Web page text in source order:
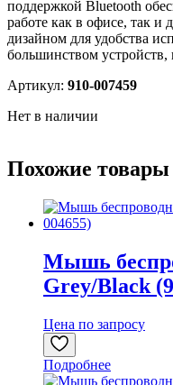
поддержкой Bluetooth
работе как в офисе, так
дизайном для удобства
большинством
Артикул: 910-007459
Нет в наличии
Похожие товары
Мышь
Grey/Black
Цена по запросу
Подробнее